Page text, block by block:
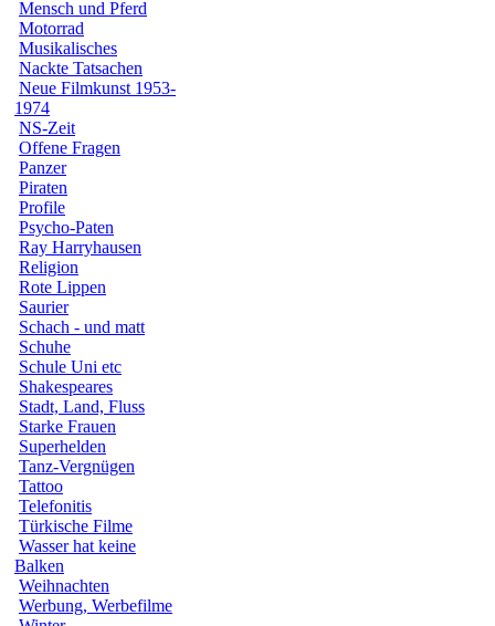
Mensch und Pferd
Motorrad
Musikalisches
Nackte Tatsachen
Neue Filmkunst 1953-
1974
NS-Zeit
Offene Fragen
Panzer
Piraten
Profile
Psycho-Paten
Ray Harryhausen
Religion
Rote Lippen
Saurier
Schach - und matt
Schuhe
Schule Uni etc
Shakespeares
Stadt, Land, Fluss
Starke Frauen
Superhelden
Tanz-Vergnügen
Tattoo
Telefonitis
Türkische Filme
Wasser hat keine
Balken
Weihnachten
Werbung, Werbefilme